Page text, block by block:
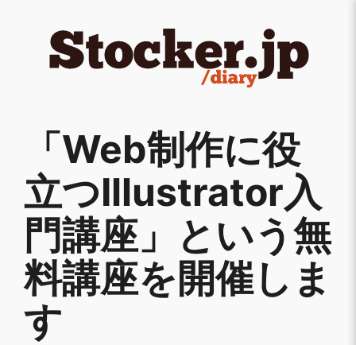
「Web制作に役
立つIllustrator入
門講座」という無
料講座を開催しま
す